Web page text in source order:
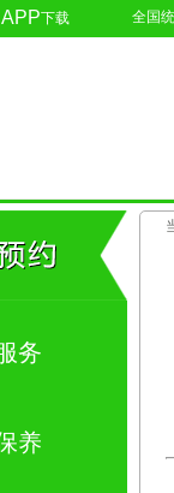
APP下载 全国
务
养